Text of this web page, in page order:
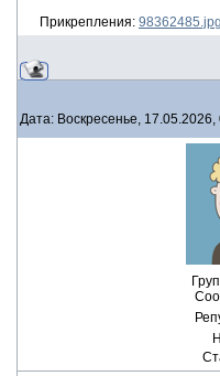
Прикрепления: 98362485.jpg
Дата: Воскресенье,